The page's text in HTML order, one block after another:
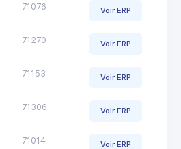
71076 Voir ERP
71270 Voir ERP
71153 Voir ERP
71306 Voir ERP
71014 Voir ERP